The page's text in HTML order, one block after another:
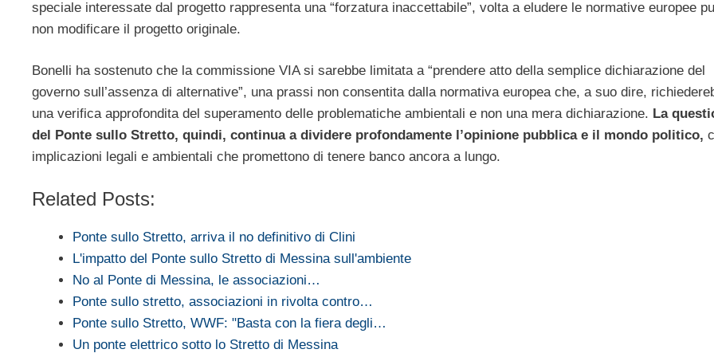
speciale interessate dal progetto rappresenta una “forzatura inaccettabile”, volta a eludere le normative europee
non modificare il progetto originale.
Bonelli ha sostenuto che la commissione VIA si sarebbe limitata a “prendere atto della semplice dichiarazione del
governo sull’assenza di alternative”, una prassi non consentita dalla normativa europea che, a suo dire,
una verifica approfondita del superamento delle problematiche ambientali e non una mera dichiarazione. La
del Ponte sullo Stretto, quindi, continua a dividere profondamente l’opinione pubblica e il mondo politico,
implicazioni legali e ambientali che promettono di tenere banco ancora a lungo.
Related Posts:
Ponte sullo Stretto, arriva il no definitivo di Clini
L'impatto del Ponte sullo Stretto di Messina sull'ambiente
No al Ponte di Messina, le associazioni…
Ponte sullo stretto, associazioni in rivolta contro…
Ponte sullo Stretto, WWF: "Basta con la fiera degli…
Un ponte elettrico sotto lo Stretto di Messina